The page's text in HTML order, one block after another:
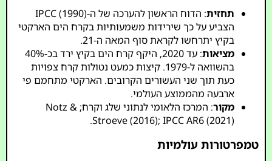
תחזית
: הדוח הראשון להערכה של ה-IPCC (1990)
הצביע על כך שירידות משמעותיות בקרח הים הארקטי
בקיץ יתרחשו לקראת סוף המאה ה-21.
מציאות
: עד 2020, היקף קרח הים בקיץ ירד בכ-40%
בהשוואה ל-1979. קיצות כמעט נטולות קרח צפויות
כעת תוך שני העשורים הקרובים. הארקטי מתחמם פי
ארבעה מהממוצע העולמי.
מקור
: המרכז הלאומי לנתוני שלג וקרח; Notz &
Stroeve (2016); IPCC AR6 (2021).
טמפרטורות עולמיות